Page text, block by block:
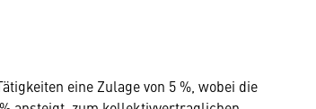
eine Zulage von 5 %, wobei die